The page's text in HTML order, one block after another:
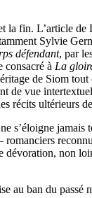
la fin. L’article
Sylvie
défendant, par
consacré à La
de Siom tout
de vue
récits ultérieurs
s’éloigne jamais
romanciers
dévoration, non
au ban du passé